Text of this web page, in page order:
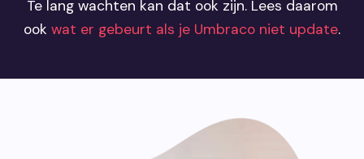
Te lang wachten kan dat ook zijn. Lees daarom
ook wat er gebeurt als je Umbraco niet update.